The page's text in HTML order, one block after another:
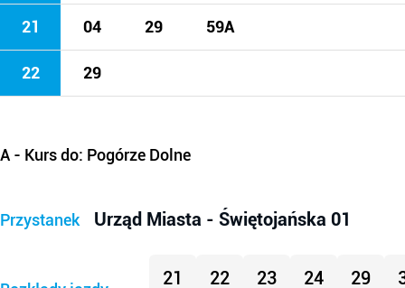
21 04 29 59A
22 29
A - Kurs do: Pogórze Dolne
Przystanek Urząd Miasta - Świętojańska 01
21 22 23 24 29